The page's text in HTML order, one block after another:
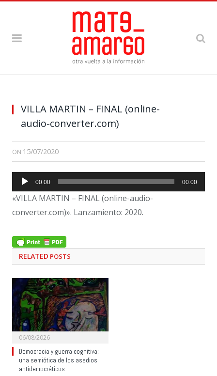
VILLA MARTIN – FINAL (online-
audio-converter.com)
ON 15/07/2020
Reproductor
de
00:00 00:00
«VILLA MARTIN – FINAL (online-audio-
converter.com)». Lanzamiento: 2020.
RELATED POSTS
06/08/2026
Democracia y guerra cognitiva:
una semiótica de los asedios
antidemocráticos